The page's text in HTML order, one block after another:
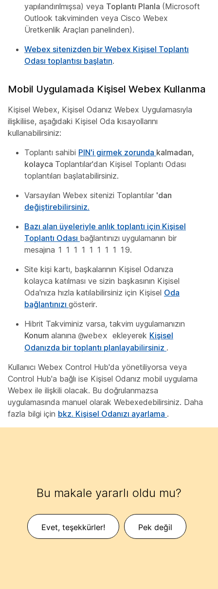
yapılandırılmışsa) veya Toplantı Planla (Microsoft
Outlook takviminden veya Cisco Webex
Üretkenlik Araçları panelinden).
Webex sitenizden bir Webex Kişisel Toplantı
Odası toplantısı başlatın.
Mobil Uygulamada Kişisel Webex Kullanma
Kişisel Webex, Kişisel Odanız Webex Uygulamasıyla
ilişkiliise, aşağıdaki Kişisel Oda kısayollarını
kullanabilirsiniz:
Toplantı sahibi PIN'i girmek zorunda kalmadan,
kolayca Toplantılar'dan Kişisel Toplantı Odası
toplantıları başlatabilirsiniz.
Varsayılan Webex sitenizi Toplantılar 'dan
değiştirebilirsiniz.
Bazı alan üyeleriyle anlık toplantı için Kişisel
Toplantı Odası bağlantınızı uygulamanın bir
mesajına 1 1 1 1 1 1 1 1 19.
Site kişi kartı, başkalarının Kişisel Odanıza
kolayca katılması ve sizin başkasının Kişisel
Oda'nıza hızla katılabilirsiniz için Kişisel Oda
bağlantınızı gösterir.
Hibrit Takviminiz varsa, takvim uygulamanızın
Konum alanına @webex ekleyerek Kişisel
Odanızda bir toplantı planlayabilirsiniz .
Kullanıcı Webex Control Hub'da yönetiliyorsa veya
Control Hub'a bağlı ise Kişisel Odanız mobil uygulama
Webex ile ilişkili olacak. Bu doğrulanmazsa
uygulamasında manuel olarak Webexedebilirsiniz. Daha
fazla bilgi için bkz. Kişisel Odanızı ayarlama .
Bu makale yararlı oldu mu?
Evet, teşekkürler! Pek değil